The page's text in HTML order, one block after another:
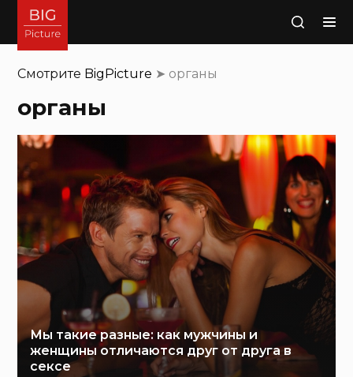
Поиск
Смотрите BigPicture ➤ органы
органы
Мы такие разные: как мужчины и
женщины отличаются друг от друга в
сексе